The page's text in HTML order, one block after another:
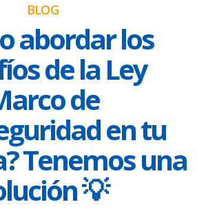
BLOG
abordar los
de la Ley
de
en tu
Tenemos una
💡